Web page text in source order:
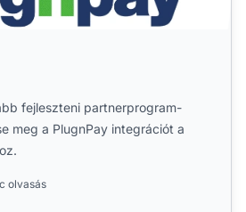
fejleszteni partnerprogram-
meg a PlugnPay integrációt a
olvasás